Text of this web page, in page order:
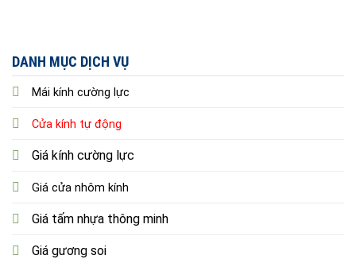
DANH MỤC DỊCH VỤ
Mái kính cường lực
Cửa kính tự động
Giá kính cường lực
Giá cửa nhôm kính
Giá tấm nhựa thông minh
Giá gương soi